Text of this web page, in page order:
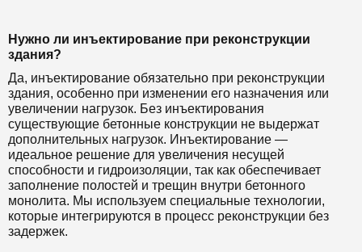
Нужно ли инъектирование при реконструкции
здания?
Да, инъектирование обязательно при реконструкции
здания, особенно при изменении его назначения или
увеличении нагрузок. Без инъектирования
существующие бетонные конструкции не выдержат
дополнительных нагрузок. Инъектирование —
идеальное решение для увеличения несущей
способности и гидроизоляции, так как обеспечивает
заполнение полостей и трещин внутри бетонного
монолита. Мы используем специальные технологии,
которые интегрируются в процесс реконструкции без
задержек.